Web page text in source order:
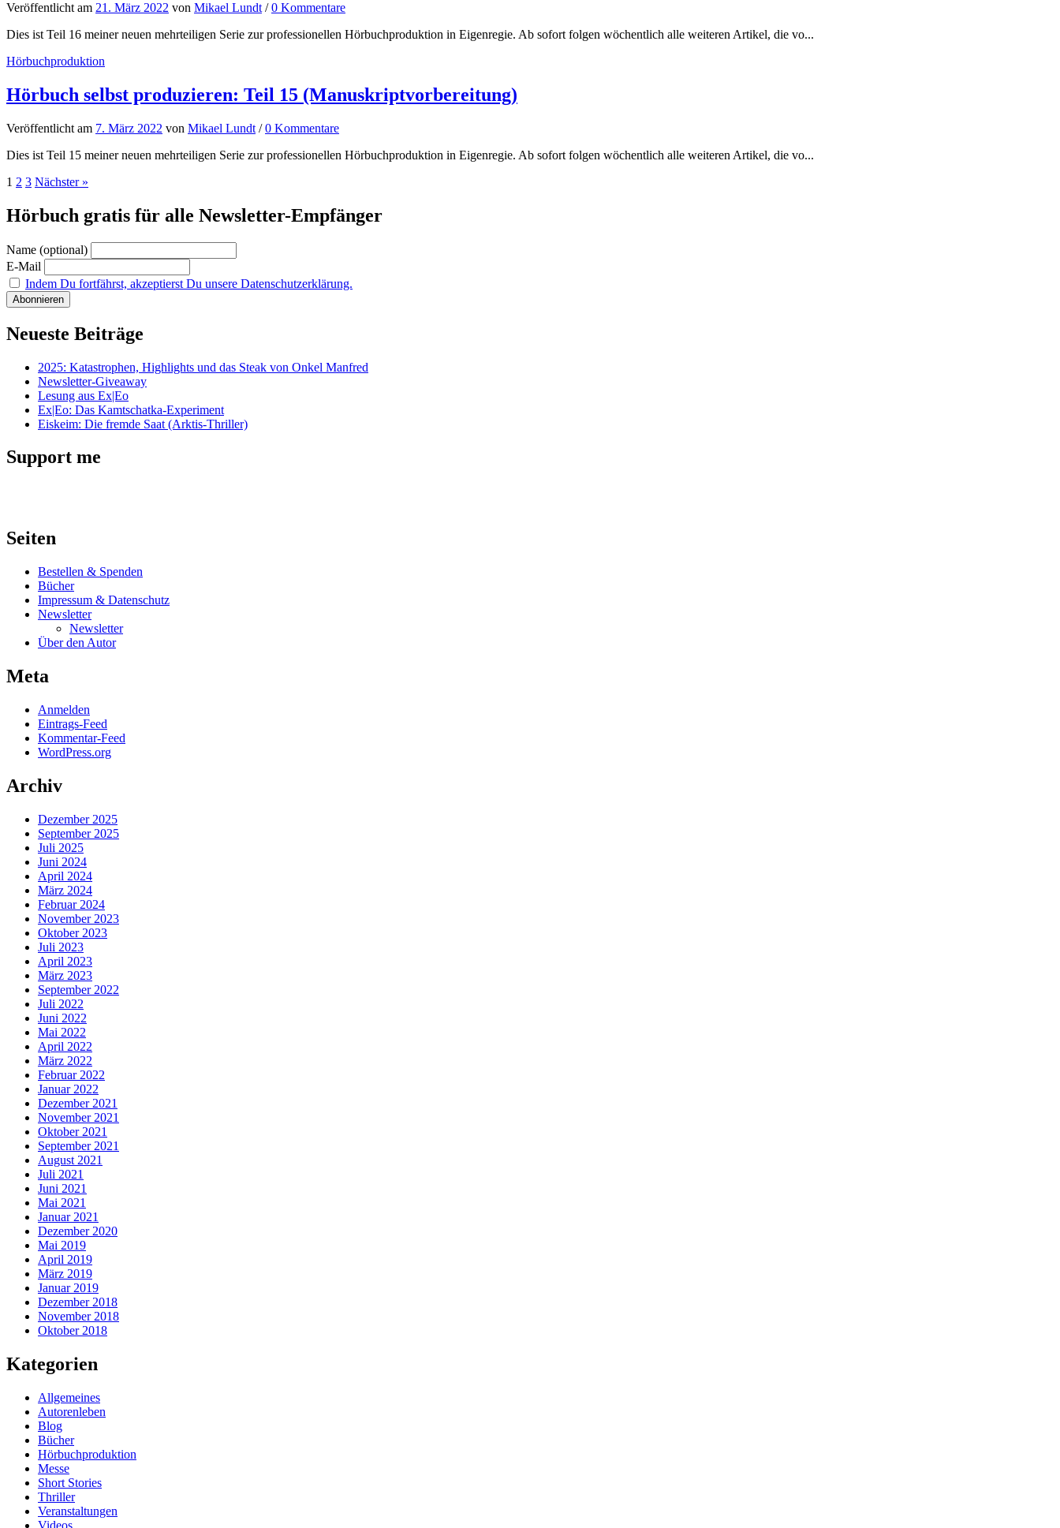
Veröffentlicht am 21. März 2022 von Mikael Lundt /0 Kommentare
Dies ist Teil 16 meiner neuen mehrteiligen Serie zur professionellen Hörbuchproduktion in Eigenregie. Ab sofort folgen wöchentlich alle weiteren Artikel, die vo...
Hörbuchproduktion
Hörbuch selbst produzieren: Teil 15 (Manuskriptvorbereitung)
Veröffentlicht am 7. März 2022 von Mikael Lundt /0 Kommentare
Dies ist Teil 15 meiner neuen mehrteiligen Serie zur professionellen Hörbuchproduktion in Eigenregie. Ab sofort folgen wöchentlich alle weiteren Artikel, die vo...
Seitennummerierung
der
Beiträge
1 2 3 Nächster »
Hörbuch gratis für alle Newsletter-Empfänger
Name (optional)
E-Mail
Indem Du fortfährst, akzeptierst Du unsere Datenschutzerklärung.
Neueste Beiträge
2025: Katastrophen, Highlights und das Steak von Onkel Manfred
Newsletter-Giveaway
Lesung aus Ex|Eo
Ex|Eo: Das Kamtschatka-Experiment
Eiskeim: Die fremde Saat (Arktis-Thriller)
Support me
Seiten
Bestellen & Spenden
Bücher
Impressum & Datenschutz
Newsletter
Newsletter
Über den Autor
Meta
Anmelden
Eintrags-Feed
Kommentar-Feed
WordPress.org
Archiv
Dezember 2025
September 2025
Juli 2025
Juni 2024
April 2024
März 2024
Februar 2024
November 2023
Oktober 2023
Juli 2023
April 2023
März 2023
September 2022
Juli 2022
Juni 2022
Mai 2022
April 2022
März 2022
Februar 2022
Januar 2022
Dezember 2021
November 2021
Oktober 2021
September 2021
August 2021
Juli 2021
Juni 2021
Mai 2021
Januar 2021
Dezember 2020
Mai 2019
April 2019
März 2019
Januar 2019
Dezember 2018
November 2018
Oktober 2018
Kategorien
Allgemeines
Autorenleben
Blog
Bücher
Hörbuchproduktion
Messe
Short Stories
Thriller
Veranstaltungen
Videos